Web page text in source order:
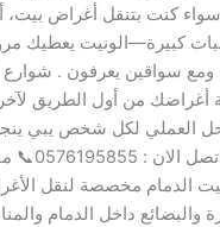
كنت بتنقل أغراض بيت،
كبيرة—الونيت يعطيك
سواقين يعرفون . شوارع
أغراضك من أول الطريق
العملي لكل شخص يبي ينجز
تأخير ولا تعب.
الدمام مخصصة لنقل
داخل الدمام